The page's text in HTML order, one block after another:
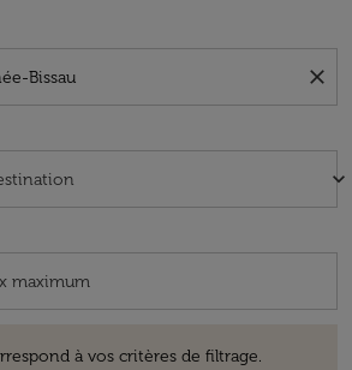
close
keyboard_arrow_down
à vos critères de filtrage.